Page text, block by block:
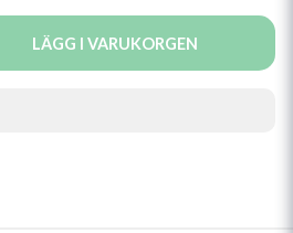
LÄGG I VARUKORGEN